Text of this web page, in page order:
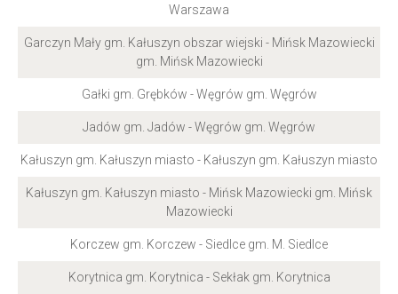
Warszawa
Garczyn Mały gm. Kałuszyn obszar wiejski - Mińsk Mazowiecki
gm. Mińsk Mazowiecki
Gałki gm. Grębków - Węgrów gm. Węgrów
Jadów gm. Jadów - Węgrów gm. Węgrów
Kałuszyn gm. Kałuszyn miasto - Kałuszyn gm. Kałuszyn miasto
Kałuszyn gm. Kałuszyn miasto - Mińsk Mazowiecki gm. Mińsk
Mazowiecki
Korczew gm. Korczew - Siedlce gm. M. Siedlce
Korytnica gm. Korytnica - Sekłak gm. Korytnica